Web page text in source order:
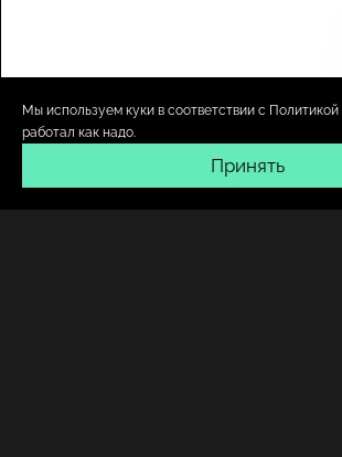
Мы используем куки в соответствии с Политикой
работал как надо.
Принять